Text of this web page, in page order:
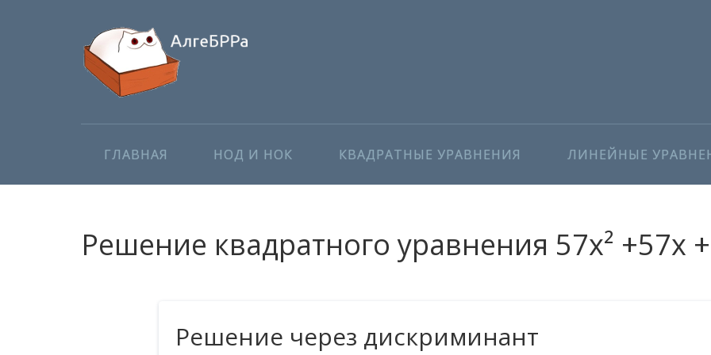
ГЛАВНАЯ НОД И НОК КВАДРАТНЫЕ УРАВНЕНИЯ ЛИНЕЙНЫЕ
Решение квадратного уравнения 57x² +57x
Решение через дискриминант